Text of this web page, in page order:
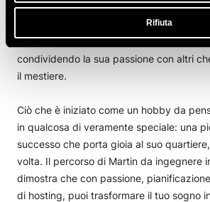
Rifiuta
aspettative e lui fa il tutto esaurito quasi
Mentre mantiene la sua attività
scala, si è espanso nell’offerta di
condividendo la sua passione con altri
il mestiere.
Ciò che è iniziato come un hobby da
in qualcosa di veramente speciale: una
successo che porta gioia al suo
volta. Il percorso di Martin da ingegnere
dimostra che con passione,
di hosting, puoi trasformare il tuo sogno